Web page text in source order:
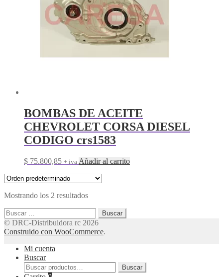
BOMBAS DE ACEITE
CHEVROLET CORSA DIESEL
CODIGO crs1583
$ 75.800,85 + iva Añadir al carrito
Mostrando los 2 resultados
Buscar:
© DRC-Distribuidora rc 2026
Construido con WooCommerce.
Mi cuenta
Buscar
Buscar
por:
Buscar